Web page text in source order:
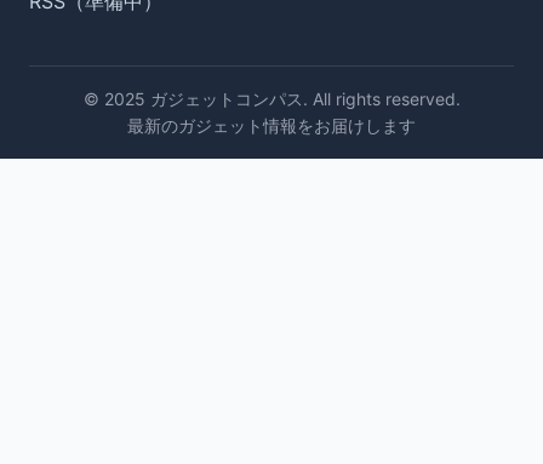
© 2025 ガジェットコンパス. All rights reserved.
最新のガジェット情報をお届けします